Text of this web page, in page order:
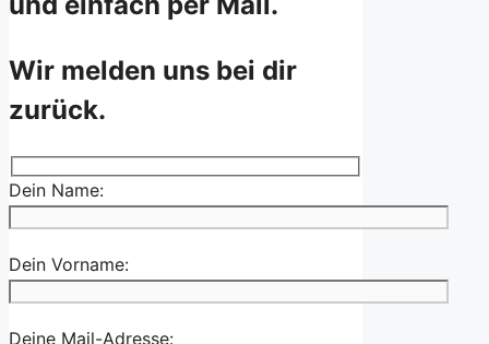
Wir melden uns bei dir
zurück.
Dein Name:
Dein Vorname:
Deine Mail-Adresse: